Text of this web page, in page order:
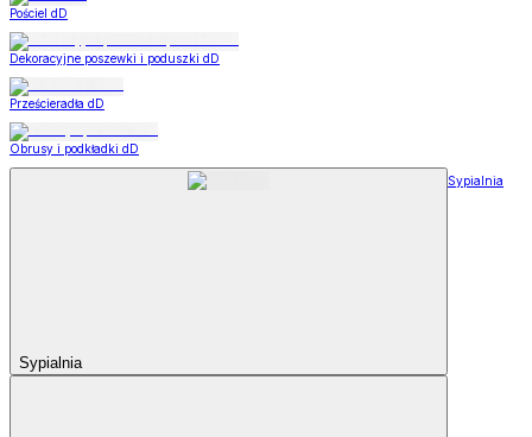
Pościel dD
Dekoracyjne poszewki i poduszki dD
Prześcieradła dD
Obrusy i podkładki dD
Sypialnia
Sypialnia